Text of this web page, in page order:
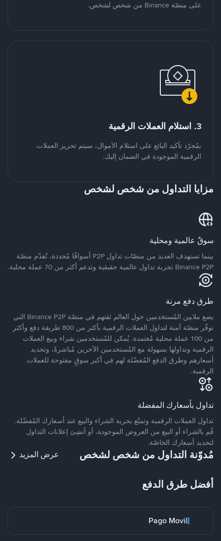
على منصّة Binance من شخص لشخص.
3. استلام العملات الرقمية
بمُجرّد تأكيد البائع على استلام الأموال، سيتم تحرير العملات
الرقمية الموجودة في الضمان إليك.
مزايا التداول من شخص لشخص
سوقٌ عالمية ومحلية
بينما تستهدف العديد من منصّات تداول P2P أسواقًا مُحددة، تُقدّم منصّة
Binance P2P تجربة تداول عالمية حقيقية وتدعم أكثر من 70 عملة محلية.
طرق دفع مرنة
يضع ملايين المُستخدمين حول العالم ثقتهم في منصّة Binance P2P التي
توفّر منصّة آمنة لتداول العملات الرقمية بأكثر من 800 طريقة دفع وأكثر
من 100 عملة محلية مُعتمدة. يُمكن للمُستخدمين شراء وبيع العملات
الرقمية وتداولها بسهولة مع المُستخدمين الآخرين مُباشرةً، وتحديد
أسعارهم وطرق الدفع المُفضّلة لهم في أكبر سوقٍ مفتوحة للعملات
الرقمية.
تداول بأسعارك المفضلة
تداول العملات الرقمية وتمتّع بحرية الشراء والبيع عند أسعارك المُفضّلة.
قُم بالشراء أو البيع من العروض الموجودة، أو أنشِئ إعلانات التداول
لتحديد أسعارك الخاصّة.
مُدوّنة التداول من شخص لشخص عرض المزيد
أفضل طرق الدفع
Pago Movil